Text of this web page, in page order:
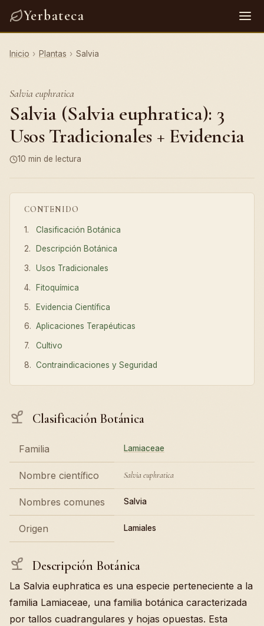
Yerbateca
Inicio › Plantas › Salvia
Salvia euphratica
Salvia (Salvia euphratica): 3
Usos Tradicionales + Evidencia
10 min de lectura
CONTENIDO
Clasificación Botánica
Descripción Botánica
Usos Tradicionales
Fitoquímica
Evidencia Científica
Aplicaciones Terapéuticas
Cultivo
Contraindicaciones y Seguridad
Clasificación Botánica
Familia Lamiaceae
Nombre científico Salvia euphratica
Nombres comunes Salvia
Origen Lamiales
Descripción Botánica
La Salvia euphratica es una especie perteneciente a la
familia Lamiaceae, una familia botánica caracterizada
por tallos cuadrangulares y hojas opuestas. Esta